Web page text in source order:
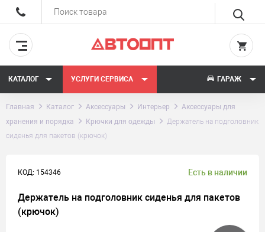
КАТАЛОГ УСЛУГИ СЕРВИСА ГАРАЖ
Главная Каталог Аксессуары Интерьер
Аксессуары для
хранения и порядка
Крючки для одежды
Держатель на подголовник
сиденья для пакетов (крючок)
КОД: 154346 Есть в наличии
Держатель на подголовник сиденья для пакетов
(крючок)